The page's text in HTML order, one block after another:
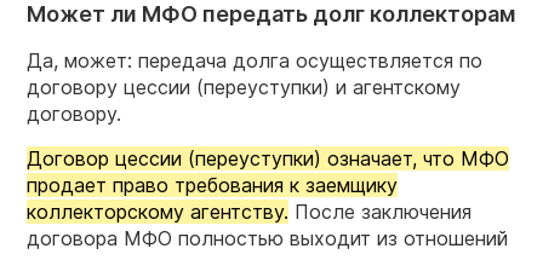
Может ли МФО передать долг коллекторам
Да, может: передача долга осуществляется по
договору цессии (переуступки) и агентскому
договору.
Договор цессии (переуступки) означает, что МФО
продает право требования к заемщику
коллекторскому агентству. После заключения
договора МФО полностью выходит из отношений